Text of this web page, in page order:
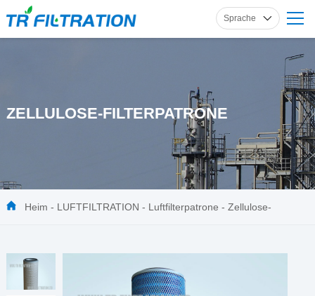
Sprache
Englisch
ZELLULOSE-FILTERPATRONE
Heim - LUFTFILTRATION - Luftfilterpatrone - Zellulose-